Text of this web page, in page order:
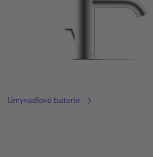
Umyvadlové baterie